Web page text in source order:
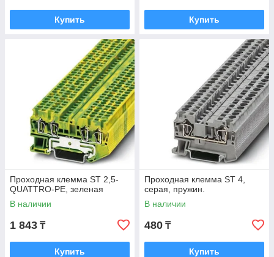
Купить Купить
Проходная клемма ST 2,5-
QUATTRO-PE, зеленая
В наличии
1 843 ₸
Купить
Проходная клемма ST 4,
серая, пружин.
В наличии
480 ₸
Купить